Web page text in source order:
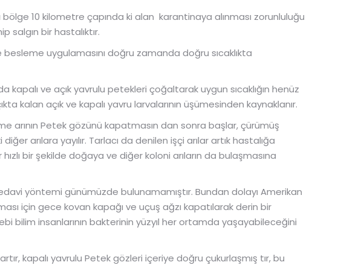
10 kilometre çapında ki alan karantinaya alınması zorunluluğu
salgın bir hastalıktır.
uygulamasını doğru zamanda doğru sıcaklıkta
kapalı ve açık yavrulu petekleri çoğaltarak uygun sıcaklığın henüz
kalan açık ve kapalı yavru larvalarının üşümesinden kaynaklanır.
arının Petek gözünü kapatmasın dan sonra başlar, çürümüş
arılara yayılır. Tarlacı da denilen işçi arılar artık hastalığa
bir şekilde doğaya ve diğer koloni arıların da bulaşmasına
yöntemi günümüzde bulunamamıştır. Bundan dolayı Amerikan
için gece kovan kapağı ve uçuş ağzı kapatılarak derin bir
bilim insanlarının bakterinin yüzyıl her ortamda yaşayabileceğini
kapalı yavrulu Petek gözleri içeriye doğru çukurlaşmış tır, bu